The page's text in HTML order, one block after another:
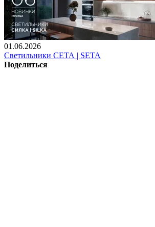
01.06.2026
Светильники СЕТА | SETA
Поделиться